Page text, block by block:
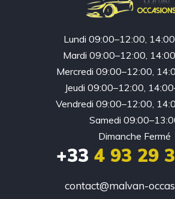
Lundi 09:00–12:00,
Mardi 09:00–12:00,
Mercredi 09:00–12:00,
Jeudi 09:00–12:00,
Vendredi 09:00–12:00,
Samedi
Dimanche Fermé
+33 4 93 29
contact@malvan-